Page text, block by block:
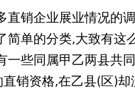
直销企业展业情况的
简单的分类,大致有这
一些同属甲乙两县共
直销资格,在乙县(区)